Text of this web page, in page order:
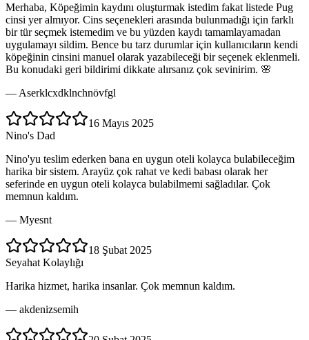
Merhaba, Köpeğimin kaydını oluşturmak istedim fakat listede Pug
cinsi yer almıyor. Cins seçenekleri arasında bulunmadığı için farklı
bir tür seçmek istemedim ve bu yüzden kaydı tamamlayamadan
uygulamayı sildim. Bence bu tarz durumlar için kullanıcıların kendi
köpeğinin cinsini manuel olarak yazabileceği bir seçenek eklenmeli.
Bu konudaki geri bildirimi dikkate alırsanız çok sevinirim. 🌸
— Aserklcxdklnchnövfgl
16 Mayıs 2025
Nino's Dad
Nino'yu teslim ederken bana en uygun oteli kolayca bulabileceğim
harika bir sistem. Arayüz çok rahat ve kedi babası olarak her
seferinde en uygun oteli kolayca bulabilmemi sağladılar. Çok
memnun kaldım.
— Myesnt
18 Şubat 2025
Seyahat Kolaylığı
Harika hizmet, harika insanlar. Çok memnun kaldım.
— akdenizsemih